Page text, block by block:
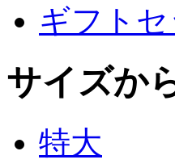
ギフトセ
サイズか
特大